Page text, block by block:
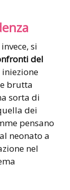
si
del
brutta
sorta di
dei
pensano
neonato a
nel